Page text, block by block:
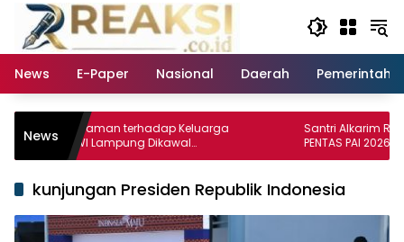
Langsung
konten
News
E-Paper Nasional Daerah
News
Ancaman terhadap Keluarga
PWI Lampung Dikawal
dan Jurnalis
Santri Alkarim Rasyid
PENTAS PAI 2026
kunjungan Presiden Republik Indonesia